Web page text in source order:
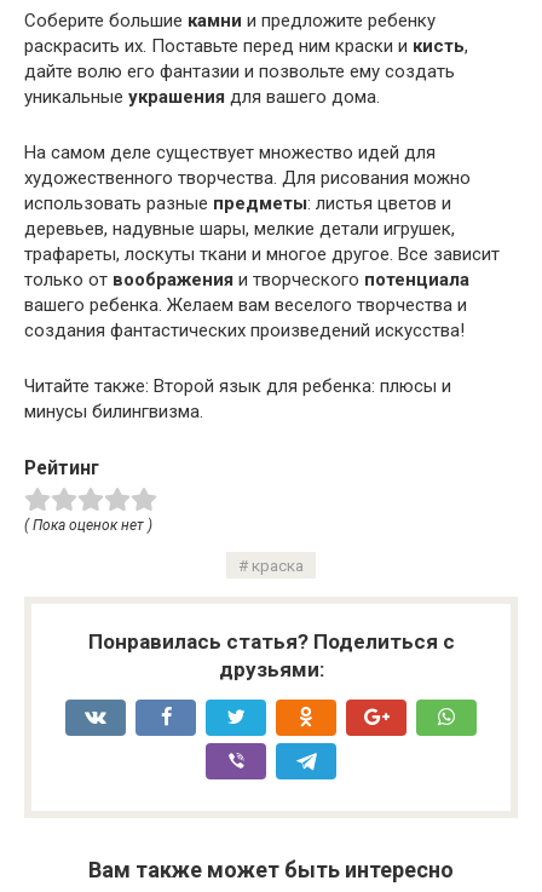
Соберите большие камни и предложите ребенку
раскрасить их. Поставьте перед ним краски и кисть,
дайте волю его фантазии и позвольте ему создать
уникальные украшения для вашего дома.
На самом деле существует множество идей для
художественного творчества. Для рисования можно
использовать разные предметы: листья цветов и
деревьев, надувные шары, мелкие детали игрушек,
трафареты, лоскуты ткани и многое другое. Все зависит
только от воображения и творческого потенциала
вашего ребенка. Желаем вам веселого творчества и
создания фантастических произведений искусства!
Читайте также: Второй язык для ребенка: плюсы и
минусы билингвизма.
Рейтинг
( Пока оценок нет )
краска
Понравилась статья? Поделиться с
друзьями:
Вам также может быть интересно